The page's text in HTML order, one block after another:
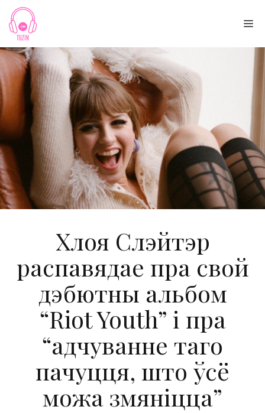
Skip
content
Хлоя Слэйтэр
распавядае пра свой
дэбютны альбом
“Riot Youth” і пра
“адчуванне таго
пачуцця, што ўсё
можа змяніцца”